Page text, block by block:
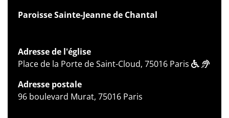
Paroisse Sainte-Jeanne de Chantal
Adresse de l'église
Place de la Porte de Saint-Cloud, 75016 Paris
Adresse postale
96 boulevard Murat, 75016 Paris